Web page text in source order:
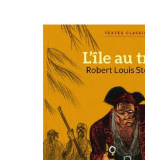
Prix littéraires